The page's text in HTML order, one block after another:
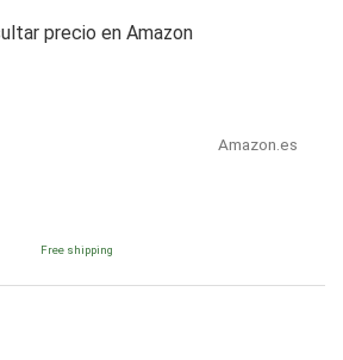
precio en Amazon
Amazon.es
Free shipping